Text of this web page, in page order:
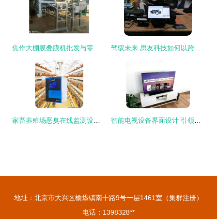
地址：北京市大兴区榆垡镇南十路9号一层1461室（集群注册）
电话：1398328**